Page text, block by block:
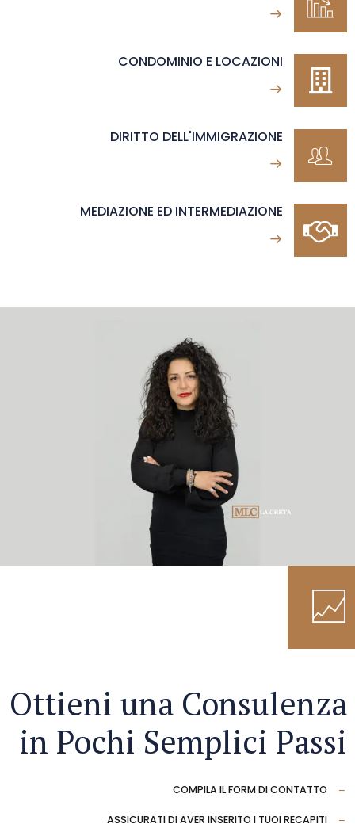
CONDOMINIO E LOCAZIONI
DIRITTO DELL'IMMIGRAZIONE
MEDIAZIONE ED INTERMEDIAZIONE
Ottieni una Consulenza
in Pochi Semplici Passi
COMPILA IL FORM DI CONTATTO
ASSICURATI DI AVER INSERITO I TUOI RECAPITI